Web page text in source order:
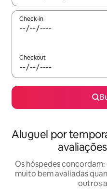
Check-in
Checkout
Aluguel por
Os hóspedes
muito bem avaliadas
outros